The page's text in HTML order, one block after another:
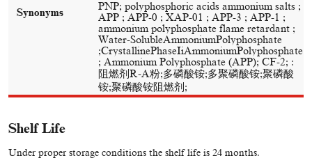
Synonyms
PNP; polyphosphoric acids ammonium salts ;
APP ; APP-0 ; XAP-01 ; APP-3 ; APP-1 ;
ammonium polyphosphate flame retardant ;
Water-SolubleAmmoniumPolyphosphate
;CrystallinePhaseIiAmmoniumPolyphosphate
; Ammonium Polyphosphate (APP); CF-2; :
阻燃剂R-A粉;多磷酸铵;多聚磷酸铵;聚磷酸
铵;聚磷酸铵阻燃剂;
Shelf Life
Under proper storage conditions the shelf life is 24 months.